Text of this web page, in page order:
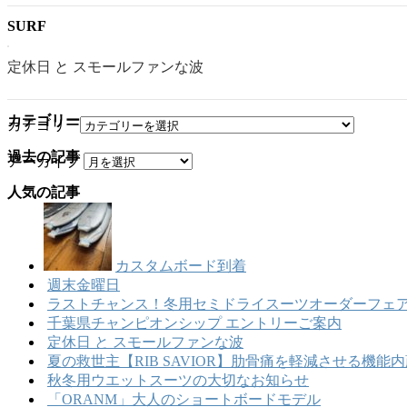
SURF
定休日 と スモールファンな波
カテゴリー
カテゴリー
過去の記事
アーカイブ
人気の記事
カスタムボード到着
週末金曜日
ラストチャンス！冬用セミドライスーツオーダーフェ
千葉県チャンピオンシップ エントリーご案内
定休日 と スモールファンな波
夏の救世主【RIB SAVIOR】肋骨痛を軽減させる機能
秋冬用ウエットスーツの大切なお知らせ
「ORANM」大人のショートボードモデル